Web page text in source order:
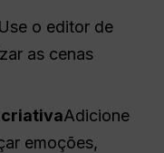
Use o editor de
as cenas
criativaAdicione
emoções,